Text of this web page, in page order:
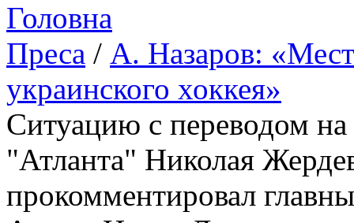
Головна
Преса / А. Назаров:
украинского хоккея»
Ситуацию с переводом на
"Атланта" Николая
прокомментировал